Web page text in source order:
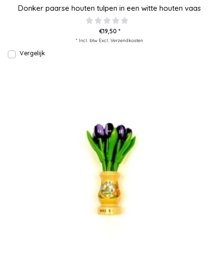
Donker paarse houten tulpen in een witte houten vaas
€19,50 *
* Incl. btw Excl. Verzendkosten
Vergelijk